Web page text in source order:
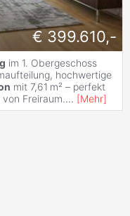
€ 399.610,-
im 1. Obergeschoss
hochwertige
mit 7,61 m² – perfekt
Freiraum.... [Mehr]